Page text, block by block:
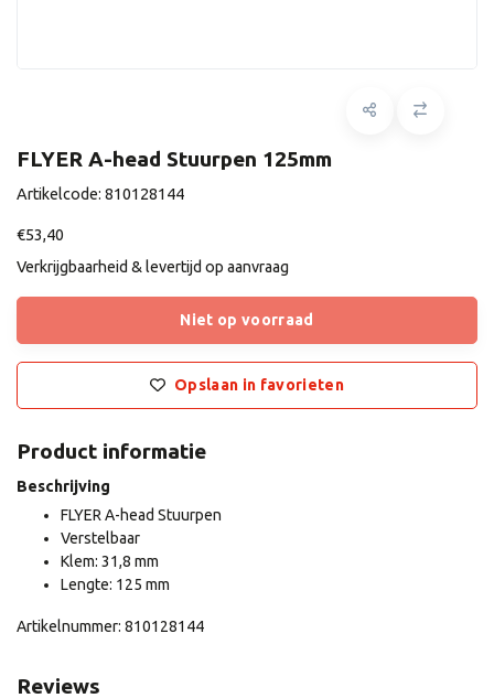
FLYER A-head Stuurpen 125mm
Artikelcode: 810128144
€53,40
Verkrijgbaarheid & levertijd op aanvraag
Niet op voorraad
Opslaan in favorieten
Product informatie
Beschrijving
FLYER A-head Stuurpen
Verstelbaar
Klem: 31,8 mm
Lengte: 125 mm
Artikelnummer: 810128144
Reviews